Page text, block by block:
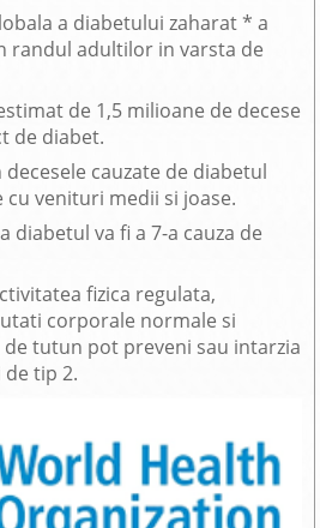
a diabetului zaharat * a
randul adultilor in varsta de
de 1,5 milioane de decese
de diabet.
cauzate de diabetul
venituri medii si joase.
diabetul va fi a 7-a cauza de
fizica regulata,
corporale normale si
tutun pot preveni sau intarzia
tip 2.